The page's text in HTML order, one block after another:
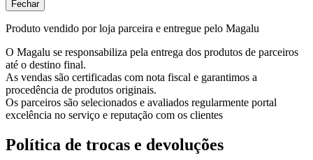
Fechar
Produto vendido por loja parceira e entregue pelo Magalu
O Magalu se responsabiliza pela entrega dos produtos de parceiros
até o destino final.
As vendas são certificadas com nota fiscal e garantimos a
procedência de produtos originais.
Os parceiros são selecionados e avaliados regularmente portal
excelência no serviço e reputação com os clientes
Política de trocas e devoluções